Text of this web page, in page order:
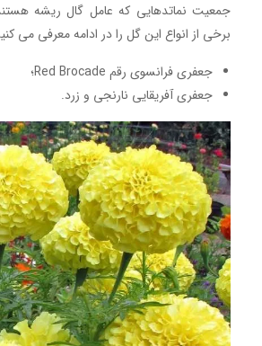
جمعیت نماتدهایی که عامل گال ریشه
برخی از انواع این گل را در ادامه معرفی می
جعفری فرانسوی رقم Red Brocade؛
جعفری آفریقایی نارنجی و زرد.